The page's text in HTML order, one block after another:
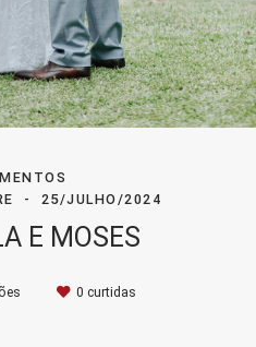
25/JULHO/2024
E MOSES
0 curtidas